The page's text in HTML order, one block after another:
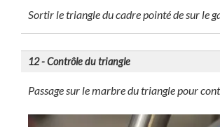
Sortir le triangle du cadre pointé de sur le
12 - Contrôle du triangle
Passage sur le marbre du triangle pour